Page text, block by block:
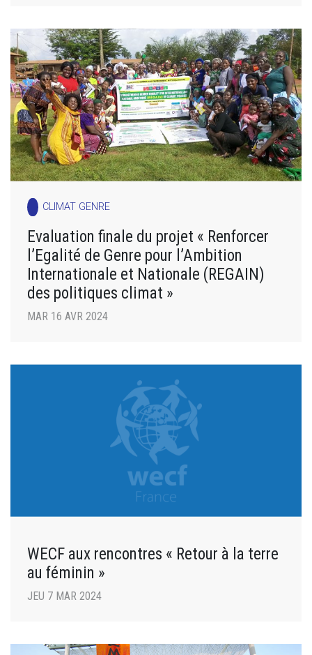
CLIMAT GENRE
Evaluation finale du projet « Renforcer
l’Egalité de Genre pour l’Ambition
Internationale et Nationale (REGAIN)
des politiques climat »
MAR 16 AVR 2024
WECF aux rencontres « Retour à la terre
au féminin »
JEU 7 MAR 2024